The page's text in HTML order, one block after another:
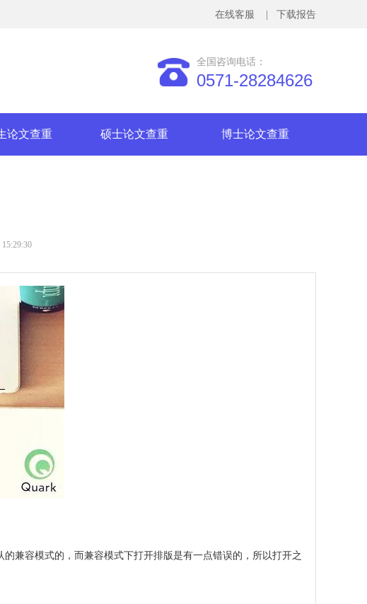
论文查重 硕士论文查重 博士论文查重
全国咨询电话：
0571-28284626
| 下载报告
在线客服
兼容模式的，而兼容模式下打开排版是有一点错误的，所以打开之